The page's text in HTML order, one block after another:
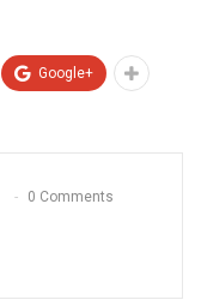
Google+
0 Comments